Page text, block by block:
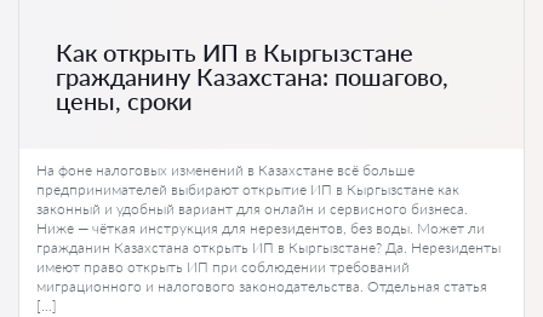
Как открыть ИП в Кыргызстане
гражданину Казахстана: пошагово,
цены, сроки
На фоне налоговых изменений в Казахстане всё больше
предпринимателей выбирают открытие ИП в Кыргызстане как
законный и удобный вариант для онлайн и сервисного бизнеса.
Ниже — чёткая инструкция для нерезидентов, без воды. Может ли
гражданин Казахстана открыть ИП в Кыргызстане? Да. Нерезиденты
имеют право открыть ИП при соблюдении требований
миграционного и налогового законодательства. Отдельная статья
[…]